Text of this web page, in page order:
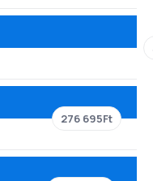
276 695Ft